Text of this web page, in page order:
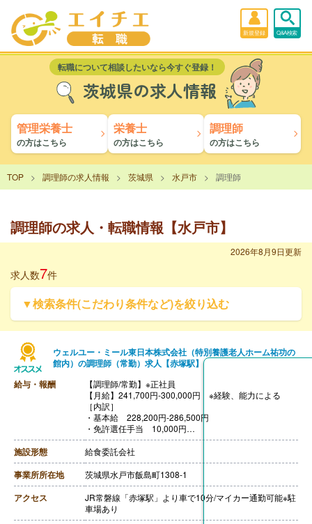
新規登録 Q&A検索
転職について相談したいなら今すぐ登録！
茨城県の求人情報
管理栄養士
の方はこちら
栄養士
の方はこちら
調理師
の方はこちら
TOP 調理師の求人情報 茨城県 水戸市 調理師
調理師の求人・転職情報【水戸市】
2026年8月9日更新
求人数7件
▼検索条件(こだわり条件など)を絞り込む
ウェルユー・ミール東日本株式会社（特別養護老人ホーム祐功の
館内）の調理師（常勤）求人【赤塚駅】
給与・報酬
【調理師/常勤】※正社員
【月給】241,700円-300,000円 ※経験、能力による
［内訳］
・基本給 228,200円-286,500円
・免許選任手当 10,000円
・食事手当 3,500円
［その他手当］
・住宅手当
・家族手当
・職責手当
・子育て手当
・時間外手当
【賞与】年2回（計2.00ヶ月分）※前年度実績
施設形態 給食委託会社
事業所所在地 茨城県水戸市飯島町1308-1
アクセス
JR常磐線「赤塚駅」より車で10分/マイカー通勤可能※駐
車場あり